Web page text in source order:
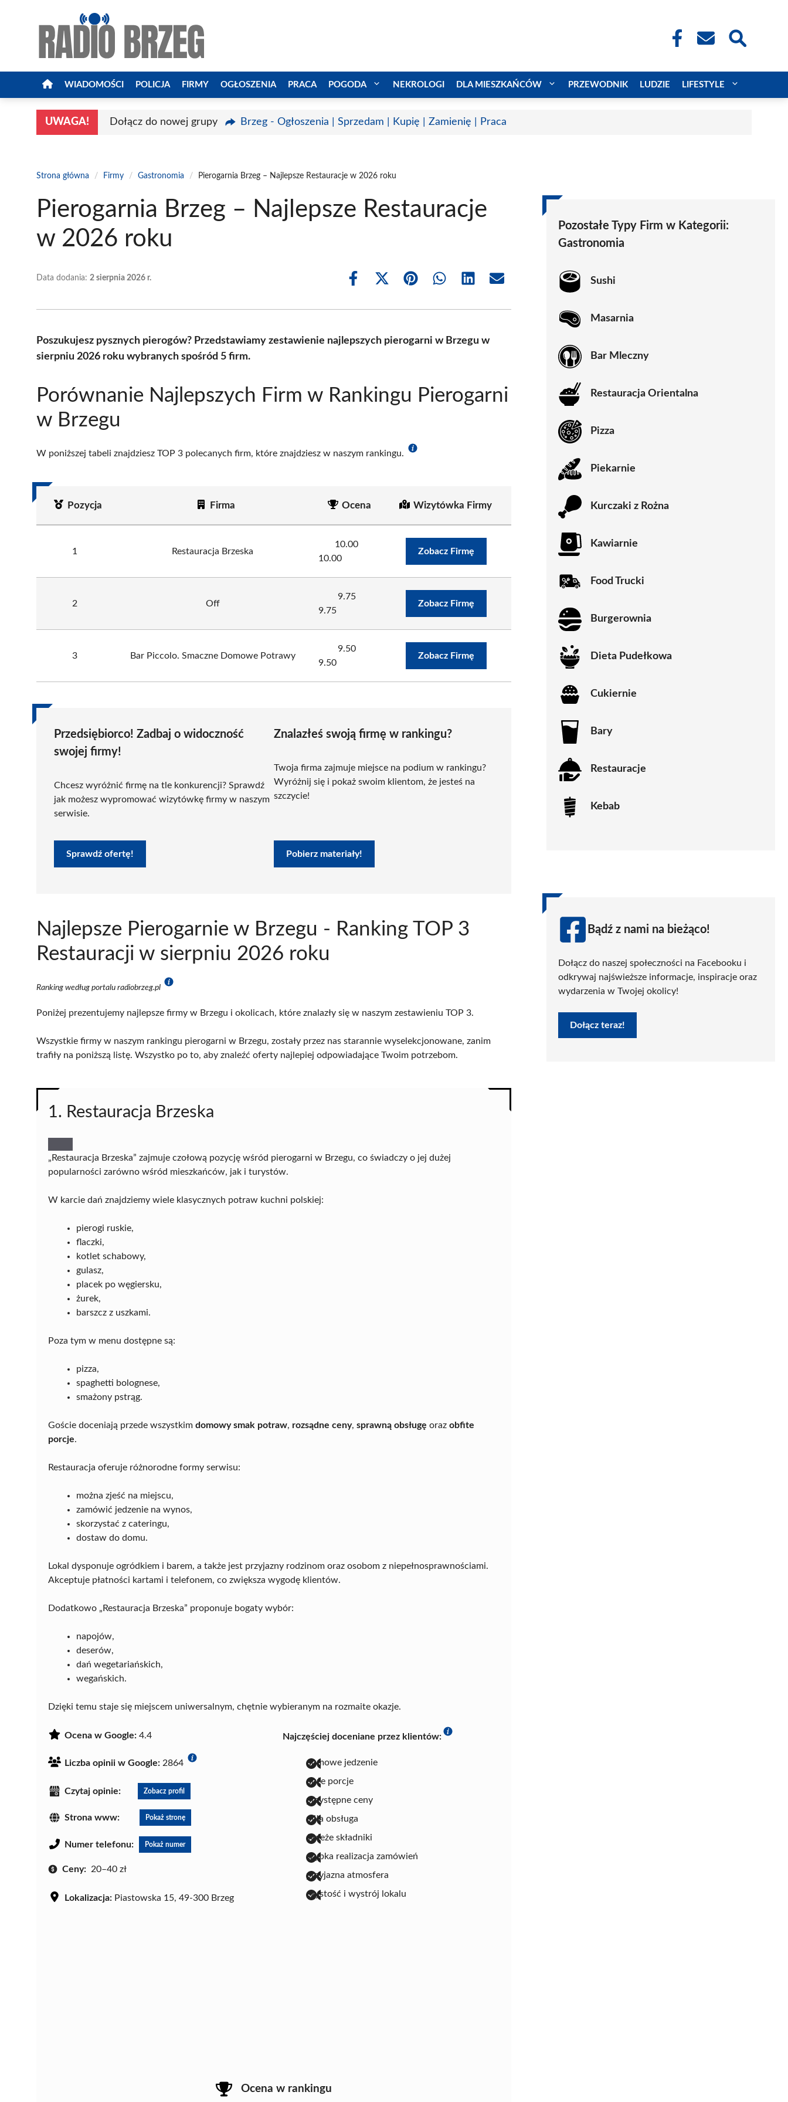
WIADOMOŚCI POLICJA FIRMY OGŁOSZENIA PRACA POGODA NEKROLOGI DLA MIESZKAŃCÓW PRZEWODNIK LUDZIE LIFESTYLE
UWAGA! Dołącz do nowej grupy Brzeg - Ogłoszenia | Sprzedam | Kupię | Zamienię | Praca
Strona główna / Firmy / Gastronomia / Pierogarnia Brzeg – Najlepsze Restauracje w 2026 roku
Pierogarnia Brzeg – Najlepsze Restauracje
w 2026 roku
Data dodania: 2 sierpnia 2026 r.
Share
Share
(Twitter)
Share Share Share Share
Poszukujesz pysznych pierogów? Przedstawiamy zestawienie najlepszych pierogarni w Brzegu w
sierpniu 2026 roku wybranych spośród 5 firm.
Porównanie Najlepszych Firm w Rankingu Pierogarni
w Brzegu
W poniższej tabeli znajdziesz TOP 3 polecanych firm, które znajdziesz w naszym rankingu.
Pozycja Firma Ocena Wizytówka Firmy
1 Restauracja Brzeska
10.00
10.00
Zobacz Firmę
2 Off
9.75
9.75
Zobacz Firmę
3 Bar Piccolo. Smaczne Domowe Potrawy
9.50
9.50
Zobacz Firmę
Przedsiębiorco! Zadbaj o widoczność
swojej firmy!
Chcesz wyróżnić firmę na tle konkurencji? Sprawdź
jak możesz wypromować wizytówkę firmy w naszym
serwisie.
Sprawdź ofertę!
Znalazłeś swoją firmę w rankingu?
Twoja firma zajmuje miejsce na podium w rankingu?
Wyróżnij się i pokaż swoim klientom, że jesteś na
szczycie!
Pobierz materiały!
Najlepsze Pierogarnie w Brzegu - Ranking TOP 3
Restauracji w sierpniu 2026 roku
Ranking według portalu radiobrzeg.pl
Poniżej prezentujemy najlepsze firmy w Brzegu i okolicach, które znalazły się w naszym zestawieniu TOP 3.
Wszystkie firmy w naszym rankingu pierogarni w Brzegu, zostały przez nas starannie wyselekcjonowane, zanim
trafiły na poniższą listę. Wszystko po to, aby znaleźć oferty najlepiej odpowiadające Twoim potrzebom.
1. Restauracja Brzeska
„Restauracja Brzeska” zajmuje czołową pozycję wśród pierogarni w Brzegu, co świadczy o jej dużej
popularności zarówno wśród mieszkańców, jak i turystów.
W karcie dań znajdziemy wiele klasycznych potraw kuchni polskiej:
pierogi ruskie,
flaczki,
kotlet schabowy,
gulasz,
placek po węgiersku,
żurek,
barszcz z uszkami.
Poza tym w menu dostępne są:
pizza,
spaghetti bolognese,
smażony pstrąg.
Goście doceniają przede wszystkim domowy smak potraw, rozsądne ceny, sprawną obsługę oraz obfite
porcje.
Restauracja oferuje różnorodne formy serwisu:
można zjeść na miejscu,
zamówić jedzenie na wynos,
skorzystać z cateringu,
dostaw do domu.
Lokal dysponuje ogródkiem i barem, a także jest przyjazny rodzinom oraz osobom z niepełnosprawnościami.
Akceptuje płatności kartami i telefonem, co zwiększa wygodę klientów.
Dodatkowo „Restauracja Brzeska” proponuje bogaty wybór:
napojów,
deserów,
dań wegetariańskich,
wegańskich.
Dzięki temu staje się miejscem uniwersalnym, chętnie wybieranym na rozmaite okazje.
Ocena w Google: 4.4
Liczba opinii w Google: 2864
Czytaj opinie: Zobacz profil
Strona www: Pokaż stronę
Numer telefonu: Pokaż numer
Ceny: 20–40 zł
Lokalizacja: Piastowska 15, 49-300 Brzeg
Najczęściej doceniane przez klientów:
domowe jedzenie
duże porcje
przystępne ceny
miła obsługa
świeże składniki
szybka realizacja zamówień
przyjazna atmosfera
czystość i wystrój lokalu
Ocena w rankingu
Pozostałe Typy Firm w Kategorii:
Gastronomia
Sushi
Masarnia
Bar Mleczny
Restauracja Orientalna
Pizza
Piekarnie
Kurczaki z Rożna
Kawiarnie
Food Trucki
Burgerownia
Dieta Pudełkowa
Cukiernie
Bary
Restauracje
Kebab
Bądź z nami na bieżąco!
Dołącz do naszej społeczności na Facebooku i
odkrywaj najświeższe informacje, inspiracje oraz
wydarzenia w Twojej okolicy!
Dołącz teraz!